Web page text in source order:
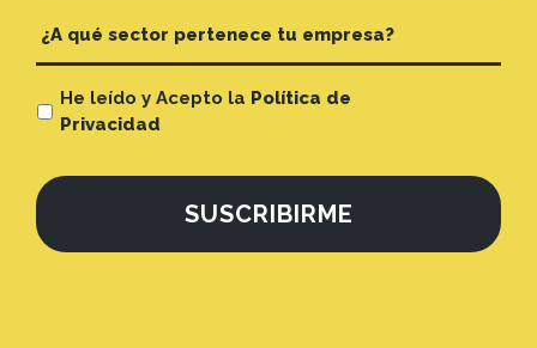
He leído y Acepto la Política de
Privacidad